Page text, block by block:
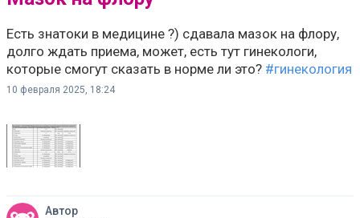
Есть знатоки в медицине ?) сдавала мазок на флору,
долго ждать приема, может, есть тут гинекологи,
которые смогут сказать в норме ли это? #гинекология
10 февраля 2025, 18:24
Автор